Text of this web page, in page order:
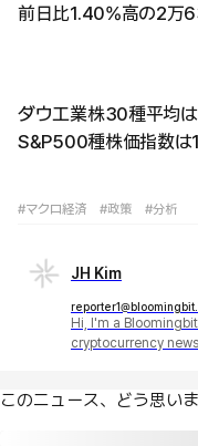
前日比1.40%高の2万
ダウ工業株30種平均
S&P500種株価指数は
#マクロ経済 #政策 #分析
JH Kim
Hi, I'm a
cryptocurrency
このニュース、どう思い